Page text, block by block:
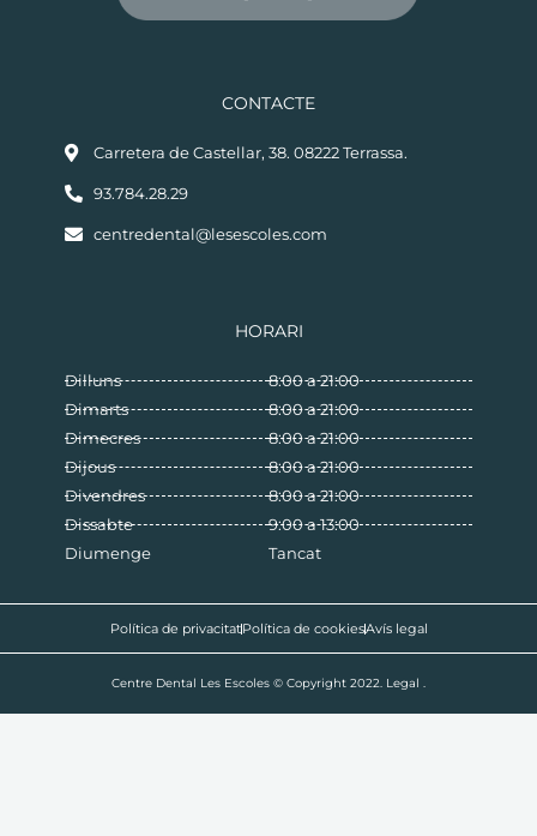
CONTACTE
Carretera de Castellar, 38. 08222 Terrassa.
93.784.28.29
centredental@lesescoles.com
HORARI
Dilluns
Dimarts
Dimecres
Dijous
Divendres
Dissabte
Diumenge
8:00 a 21:00
8:00 a 21:00
8:00 a 21:00
8:00 a 21:00
8:00 a 21:00
9:00 a 13:00
Tancat
Política de privacitatPolítica de cookiesAvís legal
Centre Dental Les Escoles © Copyright 2022. Legal .